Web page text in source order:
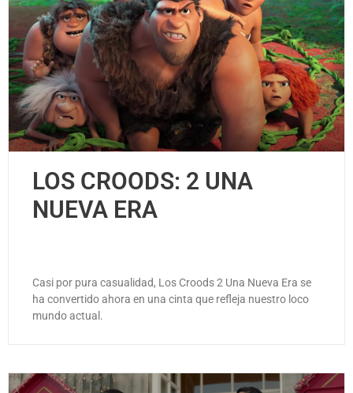
LOS CROODS: 2 UNA
NUEVA ERA
Casi por pura casualidad, Los Croods 2 Una Nueva Era se
ha convertido ahora en una cinta que refleja nuestro loco
mundo actual.